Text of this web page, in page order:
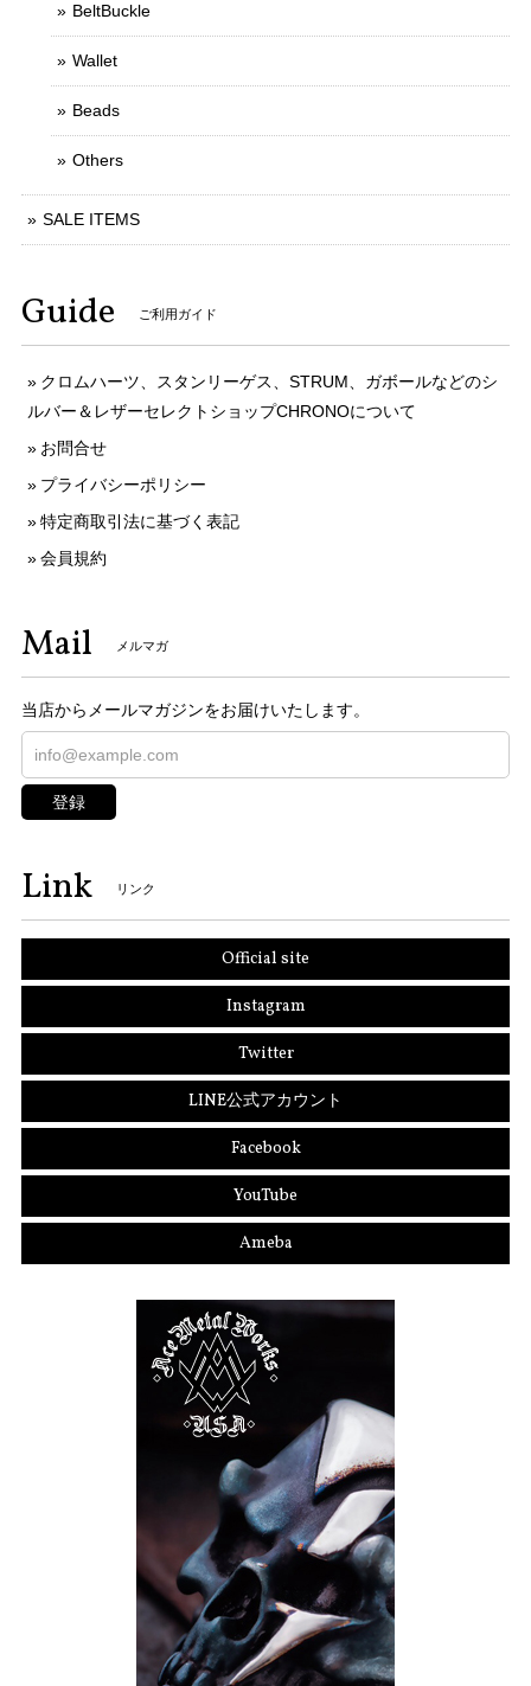
BeltBuckle
Wallet
Beads
Others
SALE ITEMS
Guide ご利用ガイド
クロムハーツ、スタンリーゲス、STRUM、ガボールなどのシ
ルバー＆レザーセレクトショップCHRONOについて
お問合せ
プライバシーポリシー
特定商取引法に基づく表記
会員規約
Mail メルマガ
当店からメールマガジンをお届けいたします。
登録
Link リンク
Official site
Instagram
Twitter
LINE公式アカウント
Facebook
YouTube
Ameba